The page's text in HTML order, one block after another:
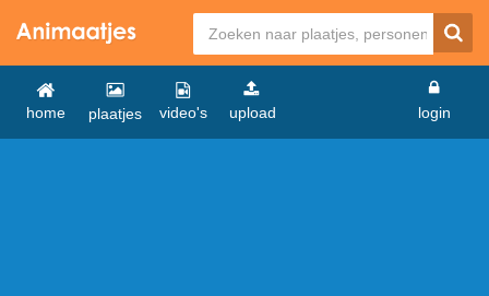
home plaatjes video's upload login